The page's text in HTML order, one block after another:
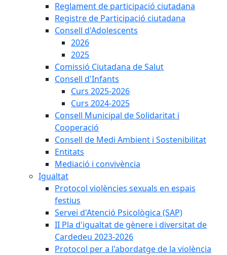
Reglament de participació ciutadana
Registre de Participació ciutadana
Consell d'Adolescents
2026
2025
Comissió Ciutadana de Salut
Consell d'Infants
Curs 2025-2026
Curs 2024-2025
Consell Municipal de Solidaritat i
Cooperació
Consell de Medi Ambient i Sostenibilitat
Entitats
Mediació i convivència
Igualtat
Protocol violències sexuals en espais
festius
Servei d'Atenció Psicològica (SAP)
II Pla d'igualtat de gènere i diversitat de
Cardedeu 2023-2026
Protocol per a l'abordatge de la violència